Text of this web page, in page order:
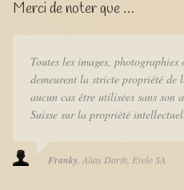
Merci de noter que …
Toutes les images,
demeurent la stricte propriété de
aucun cas être utilisées sans son
Suisse sur la propriété
Franky Alias Darth Eyelo SA